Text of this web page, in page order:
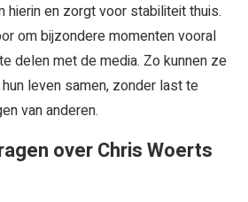
hierin en zorgt voor stabiliteit thuis.
om bijzondere momenten vooral
delen met de media. Zo kunnen ze
leven samen, zonder last te
van anderen.
over Chris Woerts